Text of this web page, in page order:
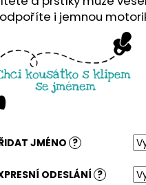
i jemnou
JMÉNO ?
ODESLÁNÍ ?